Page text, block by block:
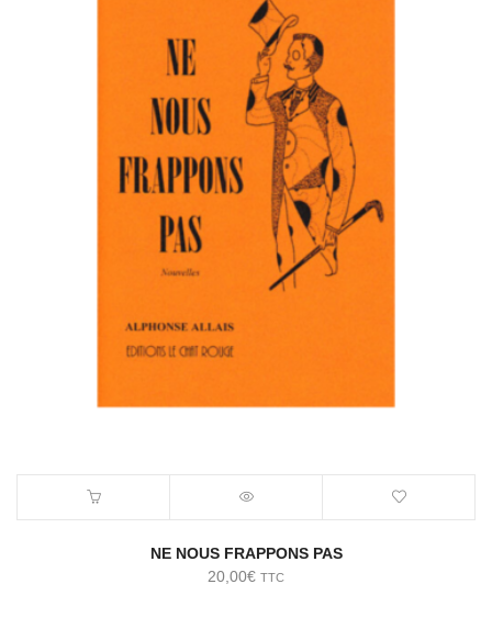
NE NOUS FRAPPONS PAS
20,00€ TTC